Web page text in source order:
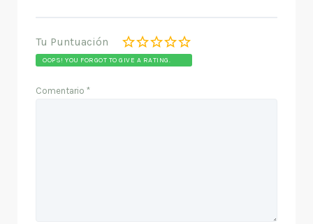
Tu Puntuación
OOPS! YOU FORGOT TO GIVE A RATING.
Comentario *